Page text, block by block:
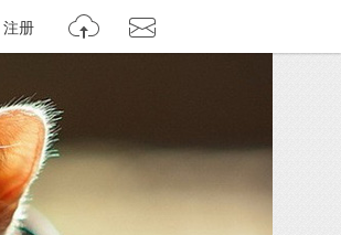
注册